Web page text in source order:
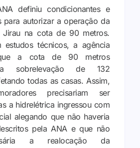
definiu condicionantes e
para autorizar a operação da
Jirau na cota de 90 metros.
estudos técnicos, a agência
a cota de 90 metros
sobrelevação de 132
todas as casas. Assim,
precisariam ser
a hidrelétrica ingressou com
alegando que não haveria
pela ANA e que não
a realocação da